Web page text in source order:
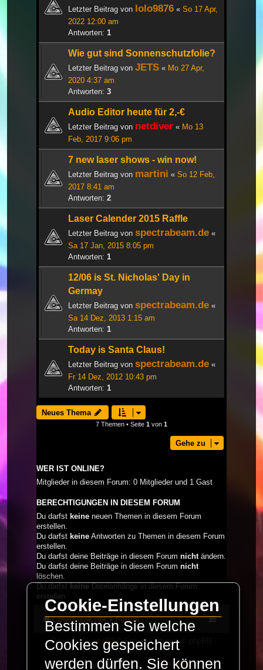
Letzter Beitrag von lolo9876 « So 17 Apr,
2022 12:00 am
Antworten: 1
Wie gut sind Sonnenschutzfolie?
Letzter Beitrag von JETS « Mo 27 Apr,
2020 4:37 am
Antworten: 3
Audio Editor heute für 2,-€
Letzter Beitrag von netdiver « Mo 13
Feb, 2017 9:06 pm
7 new laser shows - win now!
Letzter Beitrag von martini « So 12 Feb,
2017 8:41 am
Antworten: 2
Laser Calender 2015 Raffle
Letzter Beitrag von spectrabeam.de «
Sa 17 Jan, 2015 8:05 pm
Antworten: 1
12/06 is St. Nicholas' Day in
Germay
Letzter Beitrag von spectrabeam.de «
Sa 14 Dez, 2013 1:15 am
Antworten: 1
Today is Santa Claus!
Letzter Beitrag von spectrabeam.de «
Fr 14 Dez, 2012 10:43 pm
Antworten: 1
Neues Thema
7 Themen • Seite 1 von 1
Gehe zu
WER IST ONLINE?
Mitglieder in diesem Forum: 0 Mitglieder und 1 Gast
BERECHTIGUNGEN IN DIESEM FORUM
Du darfst keine neuen Themen in diesem Forum
erstellen.
Du darfst keine Antworten zu Themen in diesem Forum
erstellen.
Du darfst deine Beiträge in diesem Forum nicht ändern.
Du darfst deine Beiträge in diesem Forum nicht
löschen.
Du darfstkeineDateianhänge in diesem Forum
erstellen.
LaserFreak.net Forum
Powered byphpBB® Forum Software © phpBB
Limited
Deutsche Übersetzung durchphpBB.de
Cookie-Einstellungen
Bestimmen Sie welche
Cookies gespeichert
werden dürfen. Sie können